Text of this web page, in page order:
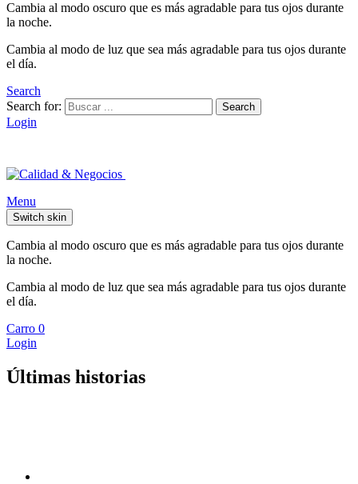
Cambia al modo oscuro que es más agradable para tus ojos durante
la noche.
Cambia al modo de luz que sea más agradable para tus ojos durante
el día.
Search
Search for:
Search
Login
Menu
Switch skin
Cambia al modo oscuro que es más agradable para tus ojos durante
la noche.
Cambia al modo de luz que sea más agradable para tus ojos durante
el día.
Carro 0
Login
Últimas historias